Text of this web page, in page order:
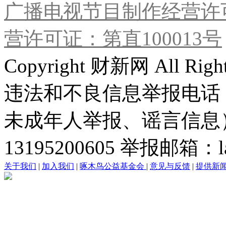
广播电视节目制作经营
营许可证：第直100013号
Copyright 财新网 All
违法和不良信息举报电
未成年人举报、谣言信
13195200605 举报邮箱
关于我们 | 加入我们 | 啄木鸟公益基金会 | 意见与反馈 | 提供新